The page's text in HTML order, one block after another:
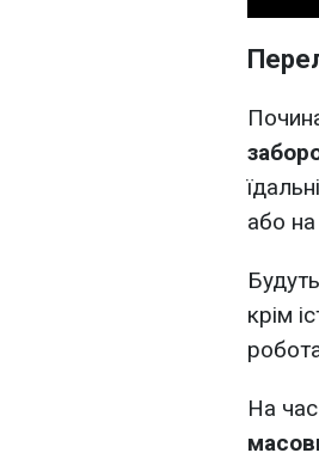
або
крім
На